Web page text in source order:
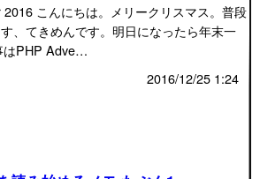
こんにちは。メリークリスマス。普段
、てきめんです。明日になったら年末一
はPHP Adve…
2016/12/25 1:24